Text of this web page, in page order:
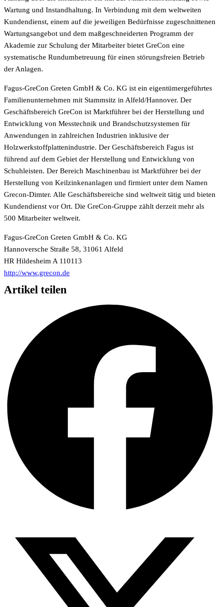
Wartung und Instandhaltung. In Verbindung mit dem weltweiten
Kundendienst, einem auf die jeweiligen Bedürfnisse zugeschnittenen
Wartungsangebot und dem maßgeschneiderten Programm der
Akademie zur Schulung der Mitarbeiter bietet GreCon eine
systematische Rundumbetreuung für einen störungsfreien Betrieb
der Anlagen.
Fagus-GreCon Greten GmbH & Co. KG ist ein eigentümergeführtes
Familienunternehmen mit Stammsitz in Alfeld/Hannover. Der
Geschäftsbereich GreCon ist Marktführer bei der Herstellung und
Entwicklung von Messtechnik und Brandschutzsystemen für
Anwendungen in zahlreichen Industrien inklusive der
Holzwerkstoffplattenindustrie. Der Geschäftsbereich Fagus ist
führend auf dem Gebiet der Herstellung und Entwicklung von
Schuhleisten. Der Bereich Maschinenbau ist Marktführer bei der
Herstellung von Keilzinkenanlagen und firmiert unter dem Namen
Grecon-Dimter. Alle Geschäftsbereiche sind weltweit tätig und bieten
Kundendienst vor Ort. Die GreCon-Gruppe zählt derzeit mehr als
500 Mitarbeiter weltweit.
Fagus-GreCon Greten GmbH & Co. KG
Hannoversche Straße 58, 31061 Alfeld
HR Hildesheim A 110113
http://www.grecon.de
Artikel teilen